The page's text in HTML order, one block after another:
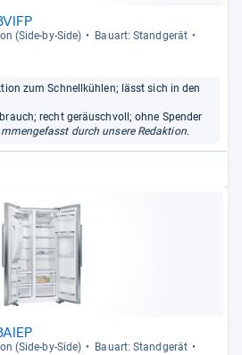
(Side-​by-​Side)
Bau­art: Stand­ge­rät
zum Schnellkühlen; lässt sich in den
recht geräuschvoll; ohne Spender
durch unsere Redaktion.
(Side-​by-​Side)
Bau­art: Stand­ge­rät